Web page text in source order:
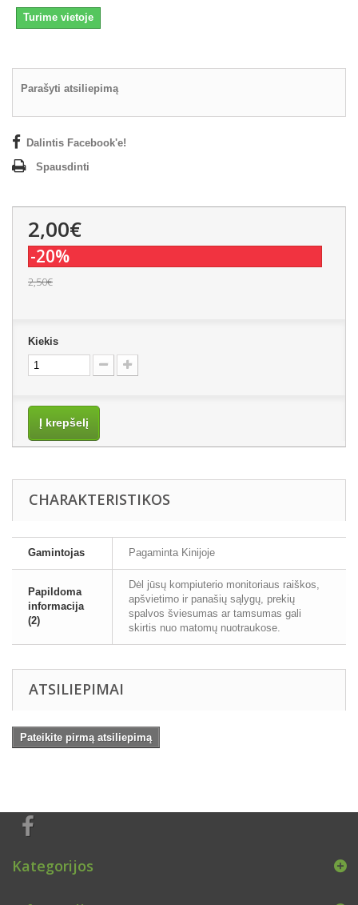
Turime vietoje
Parašyti atsiliepimą
Dalintis Facebook'e!
Spausdinti
2,00€
-20%
2,50€
Kiekis
Į krepšelį
CHARAKTERISTIKOS
Gamintojas Pagaminta Kinijoje
Papildoma
informacija
(2)
Dėl jūsų kompiuterio monitoriaus raiškos,
apšvietimo ir panašių sąlygų, prekių
spalvos šviesumas ar tamsumas gali
skirtis nuo matomų nuotraukose.
ATSILIEPIMAI
Pateikite pirmą atsiliepimą
Kategorijos